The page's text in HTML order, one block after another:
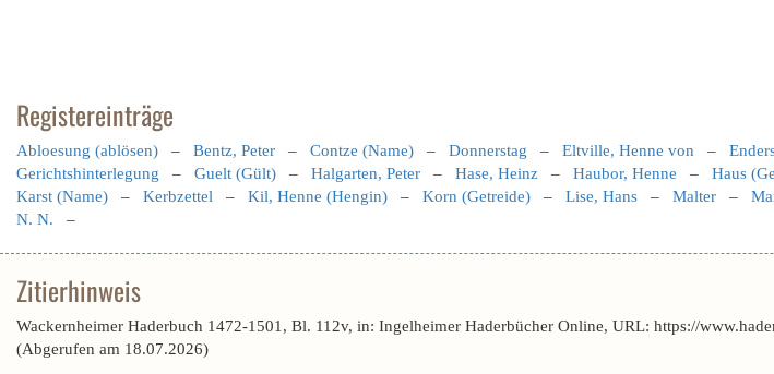
Registereinträge
Abloesung (ablösen) – Bentz, Peter – Contze (Name) – Donnerstag – Eltville, Henne von –
Gerichtshinterlegung – Guelt (Gült) – Halgarten, Peter – Hase, Heinz – Haubor, Henne – Haus
Karst (Name) – Kerbzettel – Kil, Henne (Hengin) – Korn (Getreide) – Lise, Hans – Malter –
N. N. –
Zitierhinweis
Wackernheimer Haderbuch 1472-1501, Bl. 112v, in: Ingelheimer Haderbücher Online, URL: https://
(Abgerufen am 18.07.2026)